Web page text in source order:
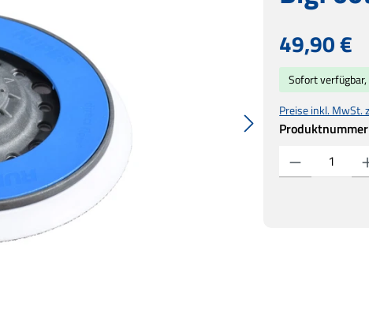
Regulärer Preis:
49,90 €
Preise inkl. MwSt.
Sofort
Produkt Anzahl: